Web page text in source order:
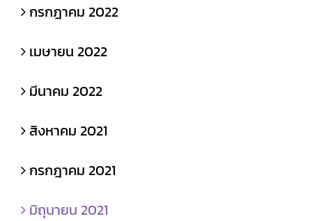
กรกฎาคม 2022
เมษายน 2022
มีนาคม 2022
สิงหาคม 2021
กรกฎาคม 2021
มิถุนายน 2021